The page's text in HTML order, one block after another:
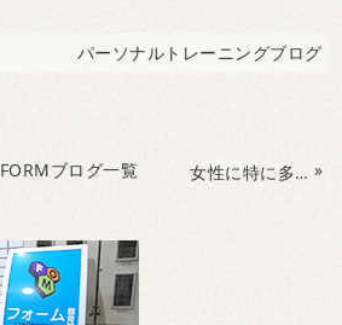
パーソナルトレーニングブログ
FORMブログ一覧 女性に特に多い大転子の出っ張り。それ日常生活のここにあるかも・・・（背景ber~） »